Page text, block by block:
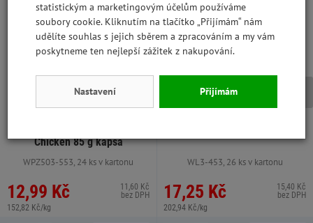
Chicken 85 g kapsa
WPZ503-553, 24 ks v kartonu
12,99 Kč
152,82 Kč/kg
11,60 Kč
bez DPH
WL3-453, 26 ks v kartonu
17,25 Kč
202,94 Kč/kg
15,40 Kč
bez DPH
statistickým a marketingovým účelům používáme
soubory cookie. Kliknutím na tlačítko „Přijímám“ nám
udělíte souhlas s jejich sběrem a zpracováním a my vám
poskytneme ten nejlepší zážitek z nakupování.
Nastavení Přijímám